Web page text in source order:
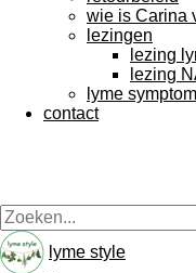
wie is Carina
lezingen
lezing
lezing
lyme
contact
lyme style